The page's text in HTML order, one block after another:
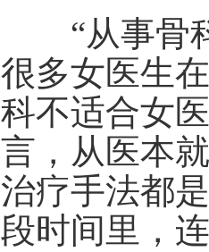
“从事骨科
很多女医生
科不适合女
言，从医本
治疗手法都
段时间里，